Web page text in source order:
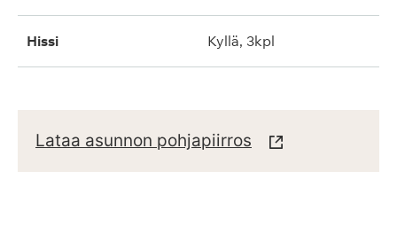
hissi kyllä, 3kpl
Lataa asunnon pohjapiirros